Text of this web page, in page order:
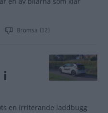
Bromsa (12)
i
en irriterande laddbugg